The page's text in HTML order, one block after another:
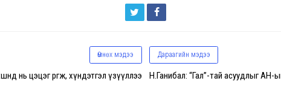
Өмнөх мэдээ
нь цэцэг өргөж, хүндэтгэл үзүүллээ
Дараагийн мэдээ
Н.Ганибал: “Гал”-тай асуудлыг АН-